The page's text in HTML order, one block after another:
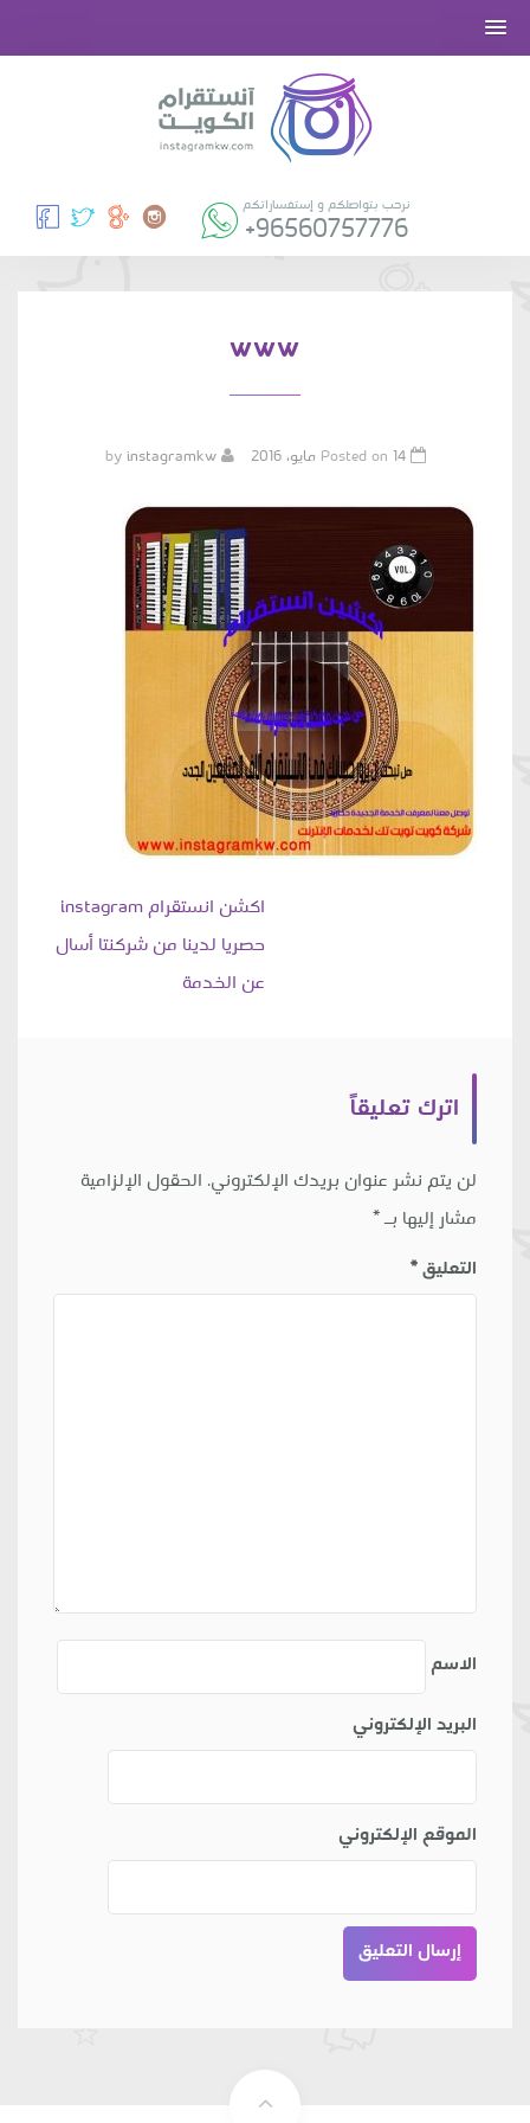
نرحب بتواصلكم و إستفساراتكم
+96560757776
www
Posted on14 مايو، 2016 by
instagramkw
اكشن انستقرام instagram
حصريا لدينا من شركنتا أسال
عن الخدمة
اترك تعليقاً
لن يتم نشر عنوان بريدك الإلكتروني. الحقول الإلزامية
مشار إليها بـ*
التعليق*
الاسم
البريد الإلكتروني
الموقع الإلكتروني